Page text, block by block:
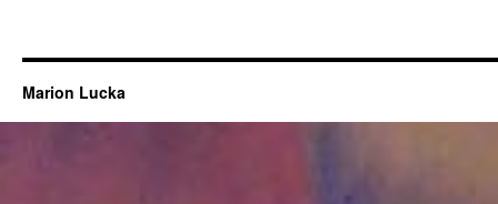
Marion Lucka